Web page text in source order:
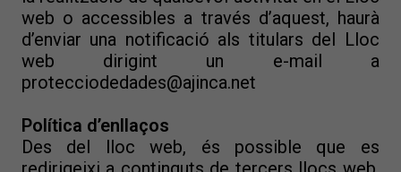
web o accessibles a través d’aquest, haurà
d’enviar una notificació als titulars del Lloc
web dirigint un e-mail a
protecciodedades@ajinca.net
Política d’enllaços
Des del lloc web, és possible que es